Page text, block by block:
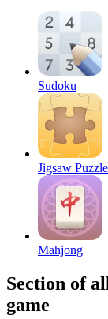
Sudoku
Jigsaw
Mahjong
Section of
game